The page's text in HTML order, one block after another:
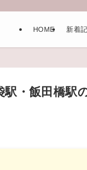
HOME 新着
・飯田橋駅